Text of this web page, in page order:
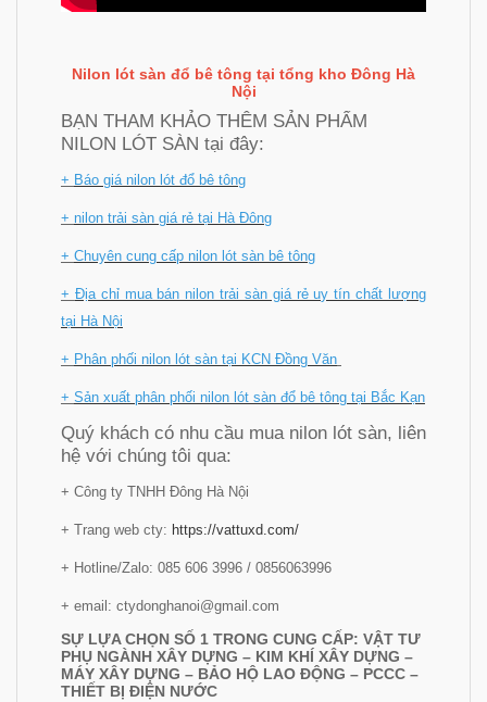
Nilon lót sàn đổ bê tông tại tổng kho Đông Hà
Nội
BẠN THAM KHẢO THÊM SẢN PHẨM
NILON LÓT SÀN tại đây:
+ Báo giá nilon lót đổ bê tông
+ nilon trải sàn giá rẻ tại Hà Đông
+ Chuyên cung cấp nilon lót sàn bê tông
+ Địa chỉ mua bán nilon trải sàn giá rẻ uy tín chất lượng
tại Hà Nội
+ Phân phối nilon lót sàn tại KCN Đồng Văn
+ Sản xuất phân phối nilon lót sàn đổ bê tông tại Bắc Kạn
Quý khách có nhu cầu mua nilon lót sàn, liên
hệ với chúng tôi qua:
+ Công ty TNHH Đông Hà Nội
+ Trang web cty: https://vattuxd.com/
+ Hotline/Zalo: 085 606 3996 / 0856063996
+ email: ctydonghanoi@gmail.com
SỰ LỰA CHỌN SỐ 1 TRONG CUNG CẤP: VẬT TƯ
PHỤ NGÀNH XÂY DỰNG – KIM KHÍ XÂY DỰNG –
MÁY XÂY DỰNG – BẢO HỘ LAO ĐỘNG – PCCC –
THIẾT BỊ ĐIỆN NƯỚC